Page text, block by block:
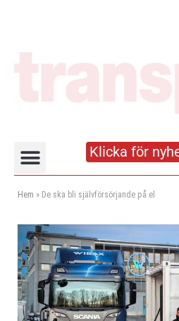
Klicka för
Hem » De ska bli självförsörjande på el